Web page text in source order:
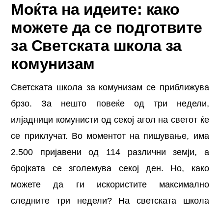
Моќта на идеите: како
можете да се подготвите
за Светската школа за
комунизам
Светската школа за комунизам се приближува
брзо. За нешто повеќе од три недели,
илјадници комунисти од секој агол на светот ќе
се приклучат. Во моментот на пишување, има
2.500 пријавени од 114 различни земји, а
бројката се зголемува секој ден. Но, како
можете да ги искористите максимално
следните три недели? На светската школа